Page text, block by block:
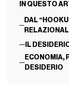
IN QUESTO
DAL
IL
ECONOMIA,
DESIDERIO